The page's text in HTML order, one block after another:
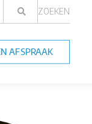
ZOEKEN
AFSPRAAK